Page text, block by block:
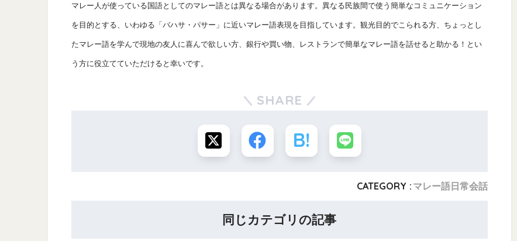
マレー人が使っている国語としてのマレー語とは異なる場合があります。異なる民族間で使う簡単なコミュニケーション
を目的とする、いわゆる「バハサ・パサー」に近いマレー語表現を目指しています。 観光目的でこられる方、ちょっとし
たマレー語を学んで現地の友人に喜んで欲しい方、銀行や買い物、レストランで簡単なマレー語を話せると助かる！とい
う方に役立てていただけると幸いです。
SHARE
CATEGORY : マレー語日常会話
同じカテゴリの記事